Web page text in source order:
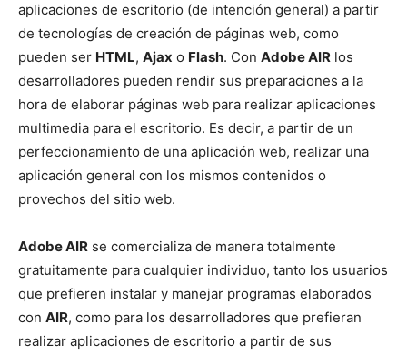
aplicaciones de escritorio (de intención general) a partir
de tecnologías de creación de páginas web, como
pueden ser HTML, Ajax o Flash. Con Adobe AIR los
desarrolladores pueden rendir sus preparaciones a la
hora de elaborar páginas web para realizar aplicaciones
multimedia para el escritorio. Es decir, a partir de un
perfeccionamiento de una aplicación web, realizar una
aplicación general con los mismos contenidos o
provechos del sitio web.
Adobe AIR se comercializa de manera totalmente
gratuitamente para cualquier individuo, tanto los usuarios
que prefieren instalar y manejar programas elaborados
con AIR, como para los desarrolladores que prefieran
realizar aplicaciones de escritorio a partir de sus